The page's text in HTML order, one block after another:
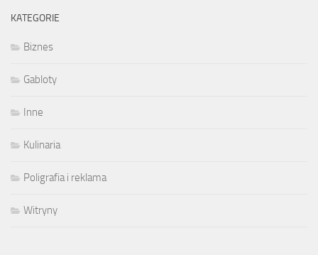
KATEGORIE
Biznes
Gabloty
Inne
Kulinaria
Poligrafia i reklama
Witryny